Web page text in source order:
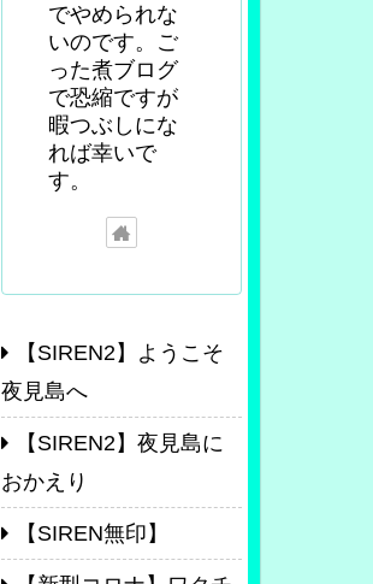
でやめられな
いのです。ご
った煮ブログ
で恐縮ですが
暇つぶしにな
れば幸いで
す。
【SIREN2】ようこそ
夜見島へ
【SIREN2】夜見島に
おかえり
【SIREN無印】